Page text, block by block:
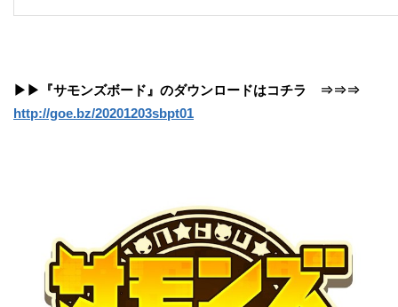
▶▶『サモンズボード』のダウンロードはコチラ ⇒⇒⇒ ​
http://goe.bz/20201203sbpt01